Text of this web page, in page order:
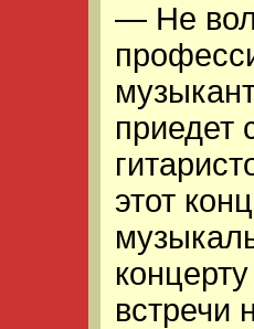
— Не
приедет
этот
встречи